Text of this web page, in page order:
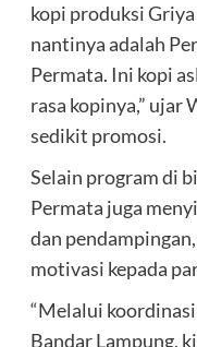
kopi produksi
nantinya adalah
Permata. Ini kopi
rasa kopinya,” ujar
sedikit promosi.
Selain program di
Permata juga
dan
motivasi kepada
“Melalui
Bandar Lampung,